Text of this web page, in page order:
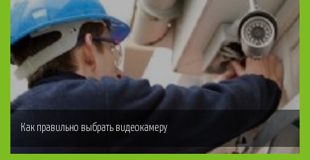
Как правильно выбрать видеокамеру